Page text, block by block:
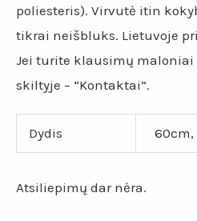
poliesteris). Virvutė itin
tikrai neišbluks. Lietuvoje
Jei turite klausimų maloniai
skiltyje – “Kontaktai”.
Dydis 60cm,
Atsiliepimų dar nėra.